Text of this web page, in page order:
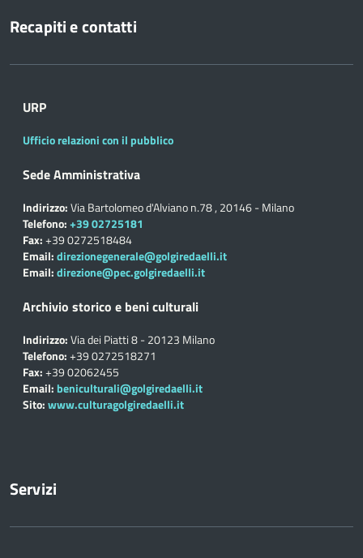
Recapiti e contatti
URP
Ufficio relazioni con il pubblico
Sede Amministrativa
Indirizzo:Via Bartolomeo d'Alviano n.78 , 20146 - Milano
Telefono:+39 02725181
Fax:+39 0272518484
Email:direzionegenerale@golgiredaelli.it
Email:direzione@pec.golgiredaelli.it
Archivio storico e beni culturali
Indirizzo:Via dei Piatti 8 - 20123 Milano
Telefono:+39 0272518271
Fax:+39 02062455
Email: beniculturali@golgiredaelli.it
Sito:www.culturagolgiredaelli.it
Servizi